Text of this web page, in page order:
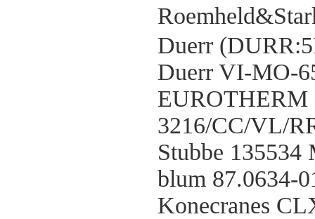
Duerr
Duerr VI-MO-
EUROTHERM
3216/CC/VL/
Stubbe
blum 87.0634-
Konecranes